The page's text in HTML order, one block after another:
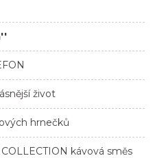
život
hrnečků
kávová směs